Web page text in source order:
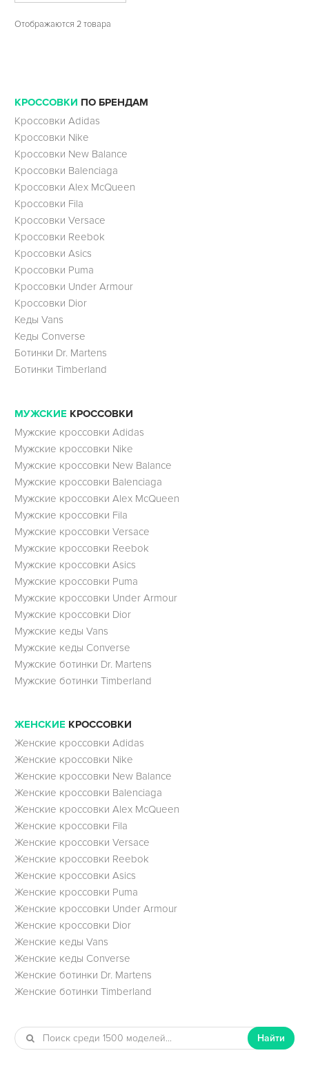
Отображаются 2 товара
КРОССОВКИ ПО БРЕНДАМ
Кроссовки Adidas
Кроссовки Nike
Кроссовки New Balance
Кроссовки Balenciaga
Кроссовки Alex McQueen
Кроссовки Fila
Кроссовки Versace
Кроссовки Reebok
Кроссовки Asics
Кроссовки Puma
Кроссовки Under Armour
Кроссовки Dior
Кеды Vans
Кеды Converse
Ботинки Dr. Martens
Ботинки Timberland
МУЖСКИЕ КРОССОВКИ
Мужские кроссовки Adidas
Мужские кроссовки Nike
Мужские кроссовки New Balance
Мужские кроссовки Balenciaga
Мужские кроссовки Alex McQueen
Мужские кроссовки Fila
Мужские кроссовки Versace
Мужские кроссовки Reebok
Мужские кроссовки Asics
Мужские кроссовки Puma
Мужские кроссовки Under Armour
Мужские кроссовки Dior
Мужские кеды Vans
Мужские кеды Converse
Мужские ботинки Dr. Martens
Мужские ботинки Timberland
ЖЕНСКИЕ КРОССОВКИ
Женские кроссовки Adidas
Женские кроссовки Nike
Женские кроссовки New Balance
Женские кроссовки Balenciaga
Женские кроссовки Alex McQueen
Женские кроссовки Fila
Женские кроссовки Versace
Женские кроссовки Reebok
Женские кроссовки Asics
Женские кроссовки Puma
Женские кроссовки Under Armour
Женские кроссовки Dior
Женские кеды Vans
Женские кеды Converse
Женские ботинки Dr. Martens
Женские ботинки Timberland
Найти